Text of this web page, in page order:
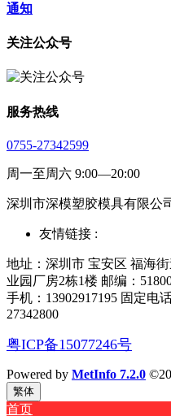
通知
关注公众号
服务热线
0755-27342599
周一至周六 9:00—20:00
深圳市深模塑胶模具有限公
友情链接 :
地址：深圳市 宝安区 福海
业园厂房2栋1楼 邮编：
手机：13902917195 固定电
27342800
粤ICP备15077246号
Powered by MetInfo 7.2.0
繁体
首页